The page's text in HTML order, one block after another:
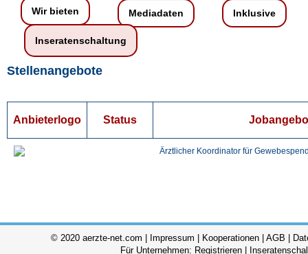
Wir bieten Mediadaten Inklusive
Inseratenschaltung
Stellenangebote
Anbieterlogo Status
Ärztlicher Koordinator für
© 2020 aerzte-net.com | Impressum Kooperationen AGB
Für Unternehmen: Registrieren